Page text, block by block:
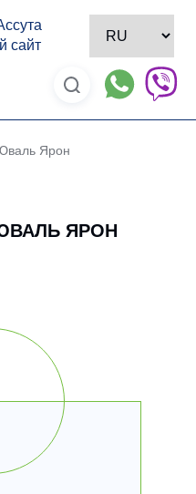
Ярон
ЯРОН